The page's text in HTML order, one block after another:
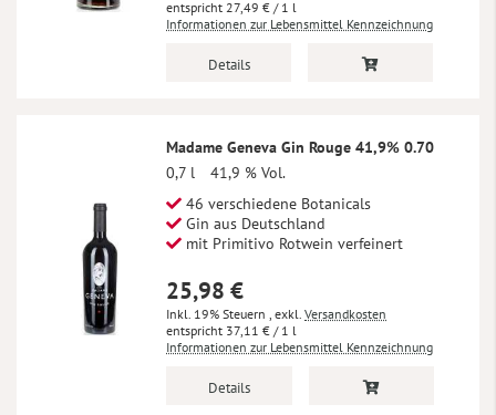
27,49 € / 1 l
Informationen zur Lebensmittel Kennzeichnung
Details
Madame Geneva Gin Rouge 41,9% 0.70
0,7 l
41,9 % Vol.
46 verschiedene Botanicals
Gin aus Deutschland
mit Primitivo Rotwein verfeinert
25,98 €
Inkl. 19% Steuern , exkl. Versandkosten
37,11 € / 1 l
Informationen zur Lebensmittel Kennzeichnung
Details